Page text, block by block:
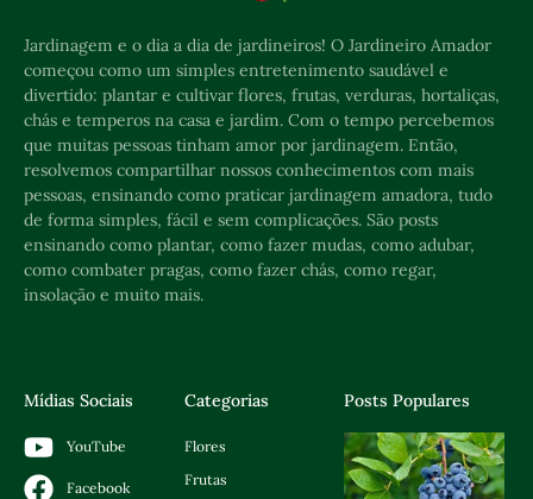
Jardinagem e o dia a dia de jardineiros! O Jardineiro Amador
começou como um simples entretenimento saudável e
divertido: plantar e cultivar flores, frutas, verduras, hortaliças,
chás e temperos na casa e jardim. Com o tempo percebemos
que muitas pessoas tinham amor por jardinagem. Então,
resolvemos compartilhar nossos conhecimentos com mais
pessoas, ensinando como praticar jardinagem amadora, tudo
de forma simples, fácil e sem complicações. São posts
ensinando como plantar, como fazer mudas, como adubar,
como combater pragas, como fazer chás, como regar,
insolação e muito mais.
Mídias Sociais
YouTube
Facebook
Categorias
Flores
Frutas
Posts Populares